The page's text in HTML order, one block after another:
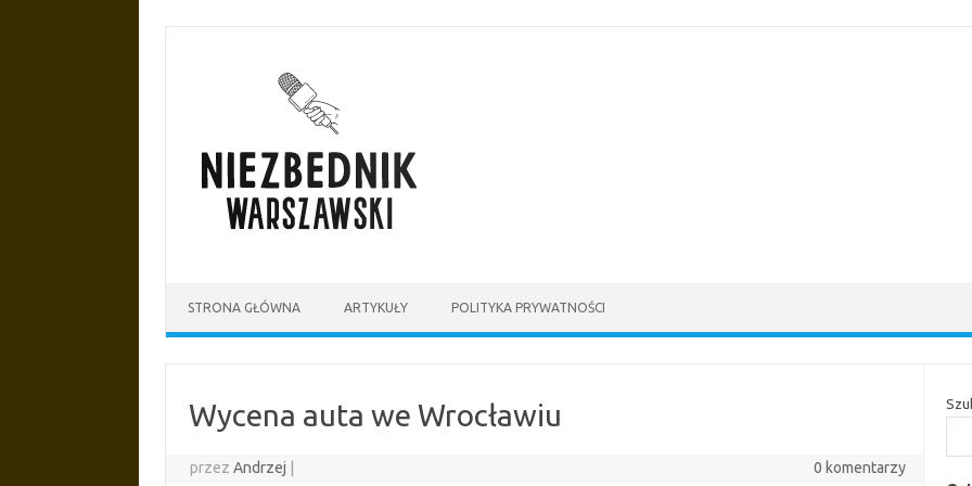
STRONA GŁÓWNA ARTYKUŁY POLITYKA PRYWATNOŚCI
Wycena auta we Wrocławiu
przezAndrzej 0 komentarzy